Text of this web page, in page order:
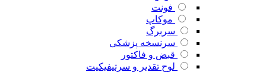
فونت
موکاپ
سربرگ
سرنسخه پزشکی
قبض و فاکتور
لوح تقدیر و سرتیفیکیت